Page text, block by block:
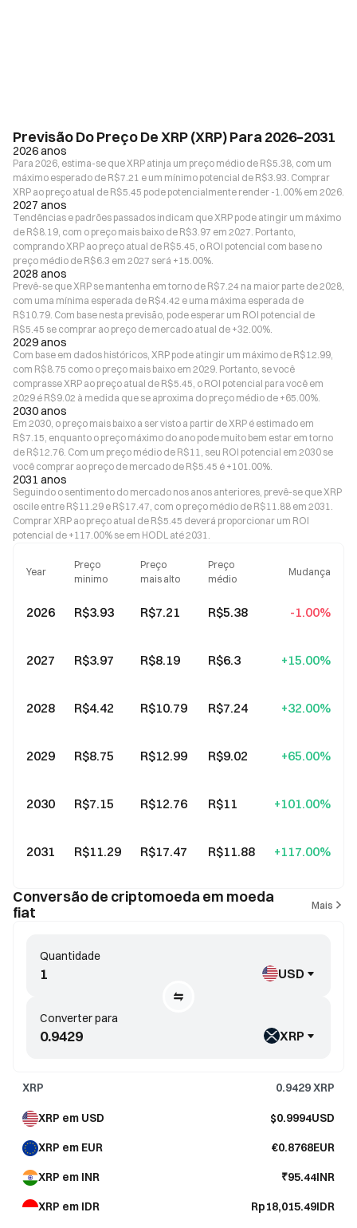
Previsão Do Preço De XRP (XRP) Para 2026–2031
2026 anos
Para 2026, estima-se que XRP atinja um preço médio de R$5.38, com um
máximo esperado de R$7.21 e um mínimo potencial de R$3.93. Comprar
XRP ao preço atual de R$5.45 pode potencialmente render -1.00% em 2026.
2027 anos
Tendências e padrões passados indicam que XRP pode atingir um máximo
de R$8.19, com o preço mais baixo de R$3.97 em 2027. Portanto,
comprando XRP ao preço atual de R$5.45, o ROI potencial com base no
preço médio de R$6.3 em 2027 será +15.00%.
2028 anos
Prevê-se que XRP se mantenha em torno de R$7.24 na maior parte de 2028,
com uma mínima esperada de R$4.42 e uma máxima esperada de
R$10.79. Com base nesta previsão, pode esperar um ROI potencial de
R$5.45 se comprar ao preço de mercado atual de +32.00%.
2029 anos
Com base em dados históricos, XRP pode atingir um máximo de R$12.99,
com R$8.75 como o preço mais baixo em 2029. Portanto, se você
comprasse XRP ao preço atual de R$5.45, o ROI potencial para você em
2029 é R$9.02 à medida que se aproxima do preço médio de +65.00%.
2030 anos
Em 2030, o preço mais baixo a ser visto a partir de XRP é estimado em
R$7.15, enquanto o preço máximo do ano pode muito bem estar em torno
de R$12.76. Com um preço médio de R$11, seu ROI potencial em 2030 se
você comprar ao preço de mercado de R$5.45 é +101.00%.
2031 anos
Seguindo o sentimento do mercado nos anos anteriores, prevê-se que XRP
oscile entre R$11.29 e R$17.47, com o preço médio de R$11.88 em 2031.
Comprar XRP ao preço atual de R$5.45 deverá proporcionar um ROI
potencial de +117.00% se em HODL até 2031.
Year
Preço
minimo
Preço
mais alto
Preço
médio
Mudança
2026 R$3.93 R$7.21 R$5.38 -1.00%
2027 R$3.97 R$8.19 R$6.3 +15.00%
2028 R$4.42 R$10.79 R$7.24 +32.00%
2029 R$8.75 R$12.99 R$9.02 +65.00%
2030 R$7.15 R$12.76 R$11 +101.00%
2031 R$11.29 R$17.47 R$11.88 +117.00%
Conversão de criptomoeda em moeda
fiat
Mais
Converter para
XRP
Quantidade
USD
XRP 0.9429XRP
XRP em USD $0.9994USD
XRP em EUR €0.8768EUR
XRP em INR ₹95.44INR
XRP em IDR Rp18,015.49IDR